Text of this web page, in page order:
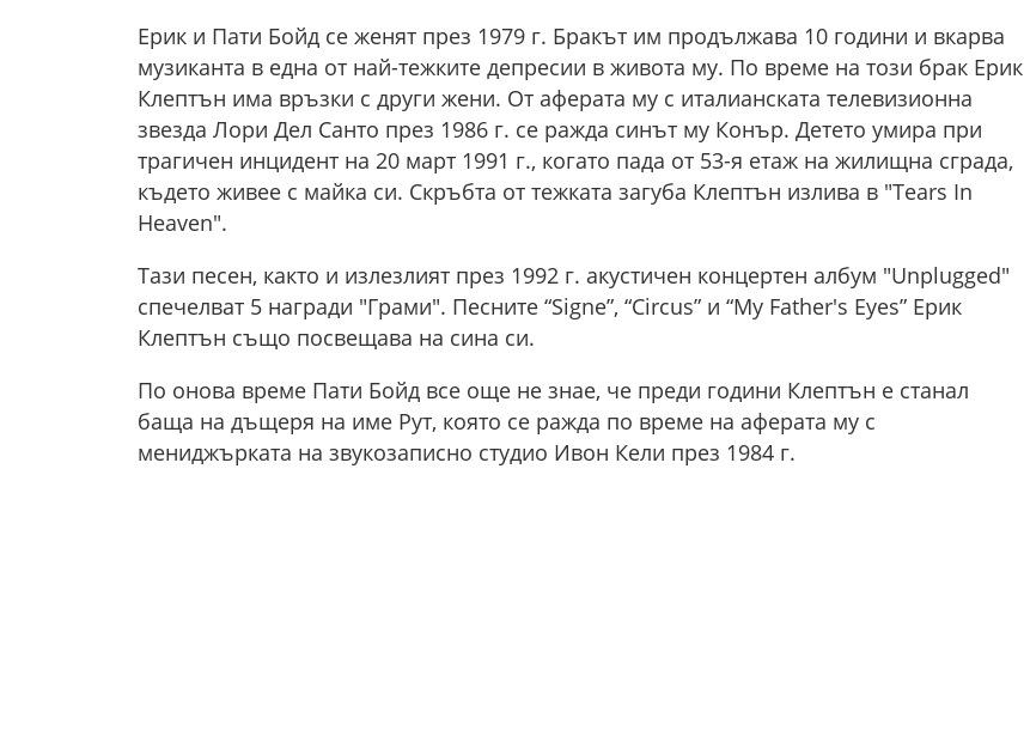
Ерик и Пати Бойд се женят през 1979 г. Бракът им продължава 10 години и вкарва
музиканта в една от най-тежките депресии в живота му. По време на този брак Ерик
Клептън има връзки с други жени. От аферата му с италианската телевизионна
звезда Лори Дел Санто през 1986 г. се ражда синът му Конър. Детето умира при
трагичен инцидент на 20 март 1991 г., когато пада от 53-я етаж на жилищна сграда,
където живее с майка си. Скръбта от тежката загуба Клептън излива в "Tears In
Heaven".
Тази песен, както и излезлият през 1992 г. акустичен концертен албум "Unplugged"
спечелват 5 награди "Грами". Песните “Signe”, “Circus” и “My Father's Eyes” Ерик
Клептън също посвещава на сина си.
По онова време Пати Бойд все още не знае, че преди години Клептън е станал
баща на дъщеря на име Рут, която се ражда по време на аферата му с
мениджърката на звукозаписно студио Ивон Кели през 1984 г.